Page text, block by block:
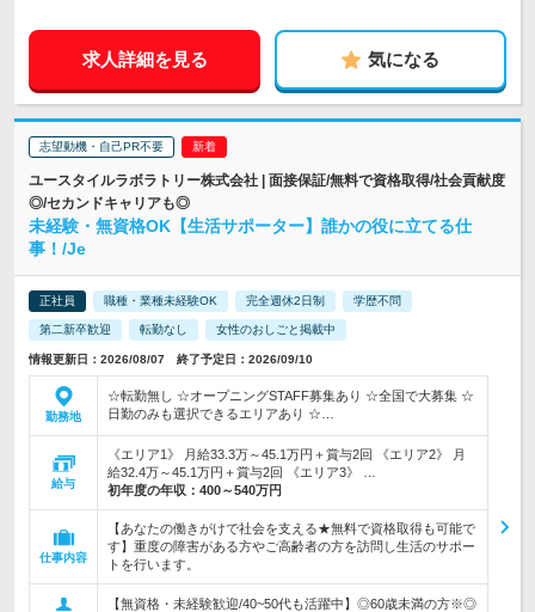
求人詳細を見る 気になる
志望動機・自己PR不要
ユースタイルラボラトリー株式会社 | 面接保証/無料で資格取得/社会貢献度
◎/セカンドキャリアも◎
未経験・無資格OK【生活サポーター】誰かの役に立てる仕
事！/Je
正社員 職種・業種未経験OK 完全週休2日制 学歴不問
第二新卒歓迎 転勤なし 女性のおしごと掲載中
情報更新日：2026/08/07 終了予定日：2026/09/10
勤務地
☆転勤無し ☆オープニングSTAFF募集あり ☆全国で大募集 ☆
日勤のみも選択できるエリアあり ☆…
給与
《エリア1》 月給33.3万～45.1万円＋賞与2回 《エリア2》 月
給32.4万～45.1万円＋賞与2回 《エリア3》 …
初年度の年収： 400～540万円
仕事内容
【あなたの働きがけで社会を支える★無料で資格取得も可能で
す】重度の障害がある方やご高齢者の方を訪問し生活のサポー
トを行います。
【無資格・未経験歓迎/40~50代も活躍中】◎60歳未満の方※◎